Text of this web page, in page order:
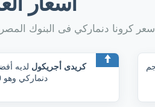
سعر كرونا دنماركي فى البنوك المصرية السبت
كريدى أجريكول لديه
دنماركي وهو 7.750 جم